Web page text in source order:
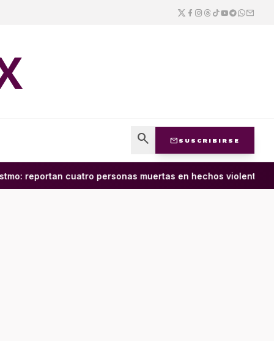
search mail SUSCRIBIRSE
reportan cuatro personas muertas en hechos violentos en